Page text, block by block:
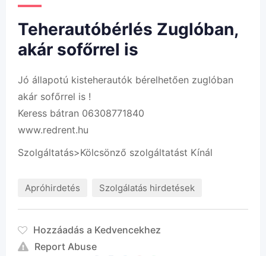
Teherautóbérlés Zuglóban,
akár sofőrrel is
Jó állapotú kisteherautók bérelhetően zuglóban
akár sofőrrel is !
Keress bátran 06308771840
www.redrent.hu
Szolgáltatás>Kölcsönző szolgáltatást Kínál
Apróhirdetés Szolgálatás hirdetések
Hozzáadás a Kedvencekhez
Report Abuse